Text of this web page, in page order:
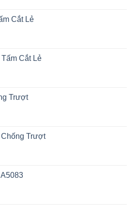
Cắt Lẻ
Cắt Lẻ
Trượt
Trượt